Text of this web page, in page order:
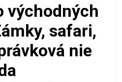
východných
safari,
nie